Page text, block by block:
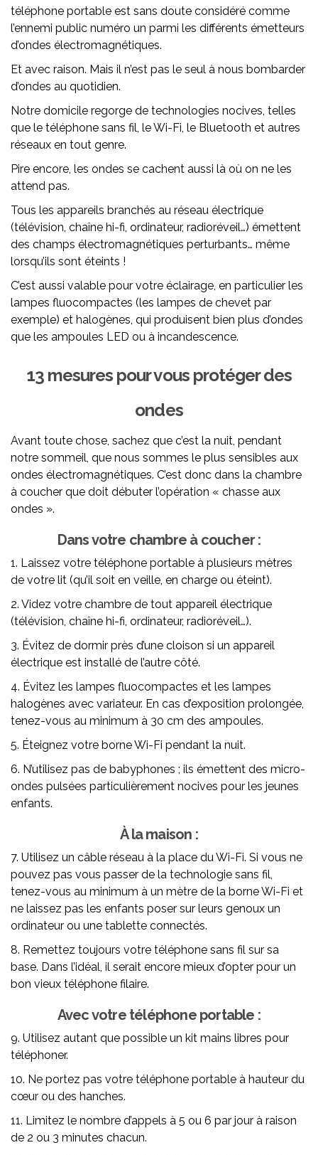
téléphone portable est sans doute considéré comme
l’ennemi public numéro un parmi les différents émetteurs
d’ondes électromagnétiques.
Et avec raison. Mais il n’est pas le seul à nous bombarder
d’ondes au quotidien.
Notre domicile regorge de technologies nocives, telles
que le téléphone sans fil, le Wi-Fi, le Bluetooth et autres
réseaux en tout genre.
Pire encore, les ondes se cachent aussi là où on ne les
attend pas.
Tous les appareils branchés au réseau électrique
(télévision, chaîne hi-fi, ordinateur, radioréveil…) émettent
des champs électromagnétiques perturbants… même
lorsqu’ils sont éteints !
C’est aussi valable pour votre éclairage, en particulier les
lampes fluocompactes (les lampes de chevet par
exemple) et halogènes, qui produisent bien plus d’ondes
que les ampoules LED ou à incandescence.
13 mesures pour vous protéger des
ondes
Avant toute chose, sachez que c’est la nuit, pendant
notre sommeil, que nous sommes le plus sensibles aux
ondes électromagnétiques. C’est donc dans la chambre
à coucher que doit débuter l’opération « chasse aux
ondes ».
Dans votre chambre à coucher :
1. Laissez votre téléphone portable à plusieurs mètres
de votre lit (qu’il soit en veille, en charge ou éteint).
2. Videz votre chambre de tout appareil électrique
(télévision, chaîne hi-fi, ordinateur, radioréveil…).
3. Évitez de dormir près d’une cloison si un appareil
électrique est installé de l’autre côté.
4. Évitez les lampes fluocompactes et les lampes
halogènes avec variateur. En cas d’exposition prolongée,
tenez-vous au minimum à 30 cm des ampoules.
5. Éteignez votre borne Wi-Fi pendant la nuit.
6. N’utilisez pas de babyphones ; ils émettent des micro-
ondes pulsées particulièrement nocives pour les jeunes
enfants.
À la maison :
7. Utilisez un câble réseau à la place du Wi-Fi. Si vous ne
pouvez pas vous passer de la technologie sans fil,
tenez-vous au minimum à un mètre de la borne Wi-Fi et
ne laissez pas les enfants poser sur leurs genoux un
ordinateur ou une tablette connectés.
8. Remettez toujours votre téléphone sans fil sur sa
base. Dans l’idéal, il serait encore mieux d’opter pour un
bon vieux téléphone filaire.
Avec votre téléphone portable :
9. Utilisez autant que possible un kit mains libres pour
téléphoner.
10. Ne portez pas votre téléphone portable à hauteur du
cœur ou des hanches.
11. Limitez le nombre d’appels à 5 ou 6 par jour à raison
de 2 ou 3 minutes chacun.